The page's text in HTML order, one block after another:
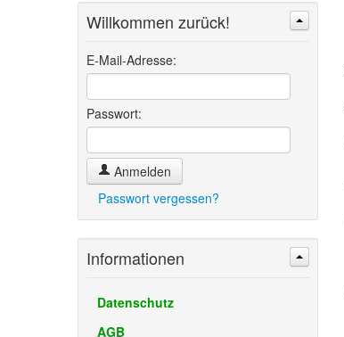
Willkommen zurück!
E-Mail-Adresse:
Passwort:
Anmelden
Passwort vergessen?
Informationen
Datenschutz
AGB